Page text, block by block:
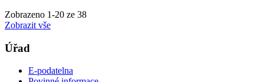
Zobrazeno 1-20 ze 38
Zobrazit vše
Úřad
E-podatelna